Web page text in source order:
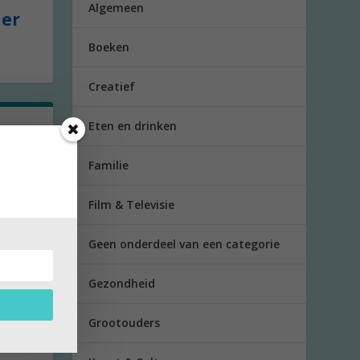
Algemeen
Boeken
Creatief
Eten en drinken
Familie
Film & Televisie
Geen onderdeel van een categorie
Gezondheid
Grootouders